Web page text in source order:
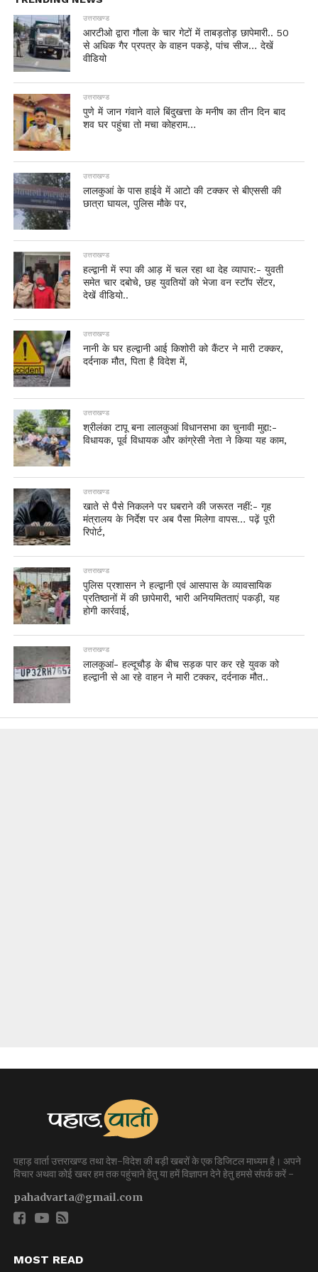
उत्तराखण्ड
आरटीओ द्वारा गौला के चार गेटों में ताबड़तोड़ छापेमारी.. 50
से अधिक गैर प्रपत्र के वाहन पकड़े, पांच सीज… देखें
वीडियो
उत्तराखण्ड
पुणे में जान गंवाने वाले बिंदुखत्ता के मनीष का तीन दिन बाद
शव घर पहुंचा तो मचा कोहराम…
उत्तराखण्ड
लालकुआं के पास हाईवे में आटो की टक्कर से बीएससी की
छात्रा घायल, पुलिस मौके पर,
उत्तराखण्ड
हल्द्वानी में स्पा की आड़ में चल रहा था देह व्यापार:- युवती
समेत चार दबोचे, छह युवतियों को भेजा वन स्टॉप सेंटर,
देखें वीडियो..
उत्तराखण्ड
नानी के घर हल्द्वानी आई किशोरी को कैंटर ने मारी टक्कर,
दर्दनाक मौत, पिता है विदेश में,
उत्तराखण्ड
श्रीलंका टापू बना लालकुआं विधानसभा का चुनावी मुद्दा:-
विधायक, पूर्व विधायक और कांग्रेसी नेता ने किया यह काम,
उत्तराखण्ड
खाते से पैसे निकलने पर घबराने की जरूरत नहीं:- गृह
मंत्रालय के निर्देश पर अब पैसा मिलेगा वापस… पढ़ें पूरी
रिपोर्ट,
उत्तराखण्ड
पुलिस प्रशासन ने हल्द्वानी एवं आसपास के व्यावसायिक
प्रतिष्ठानों में की छापेमारी, भारी अनियमितताएं पकड़ी, यह
होगी कार्रवाई,
उत्तराखण्ड
लालकुआं- हल्दूचौड़ के बीच सड़क पार कर रहे युवक को
हल्द्वानी से आ रहे वाहन ने मारी टक्कर, दर्दनाक मौत..
पहाड़ वार्ता उत्तराखण्ड तथा देश-विदेश की बड़ी खबरों के एक डिजिटल माध्यम है। अपने
विचार अथवा कोई खबर हम तक पहुंचाने हेतु या हमें विज्ञापन देने हेतु हमसे संपर्क करें -
pahadvarta@gmail.com
MOST READ